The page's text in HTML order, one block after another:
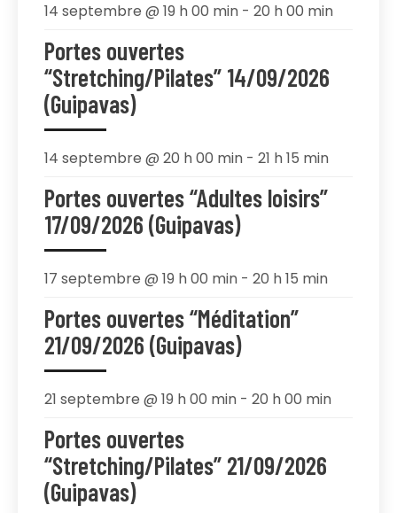
14 septembre @ 19 h 00 min - 20 h 00 min
Portes ouvertes
“Stretching/Pilates” 14/09/2026
(Guipavas)
14 septembre @ 20 h 00 min - 21 h 15 min
Portes ouvertes “Adultes loisirs”
17/09/2026 (Guipavas)
17 septembre @ 19 h 00 min - 20 h 15 min
Portes ouvertes “Méditation”
21/09/2026 (Guipavas)
21 septembre @ 19 h 00 min - 20 h 00 min
Portes ouvertes
“Stretching/Pilates” 21/09/2026
(Guipavas)